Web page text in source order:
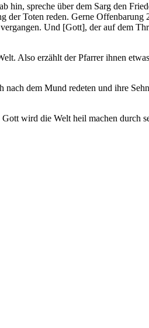
hin, spreche über dem Sarg den
der Toten reden. Gerne
Und [Gott], der auf dem
Also erzählt der Pfarrer ihnen
dem Mund redeten und ihre
wird die Welt heil machen durch